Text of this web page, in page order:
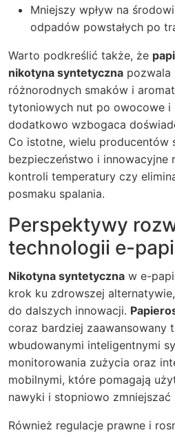
Mniejszy wpływ na
odpadów powstałych po
Warto podkreślić także, że
nikotyna syntetyczna pozwala
różnorodnych smaków i
tytoniowych nut po owocowe i
dodatkowo wzbogaca
Co istotne, wielu producentów
bezpieczeństwo i innowacyjne
kontroli temperatury czy
posmaku spalania.
Perspektywy
technologii e-
Nikotyna syntetyczna w e-
krok ku zdrowszej
do dalszych innowacji.
coraz bardziej zaawansowany
wbudowanymi inteligentnymi
monitorowania zużycia oraz
mobilnymi, które pomagają
nawyki i stopniowo zmniejszać
Również regulacje prawne i